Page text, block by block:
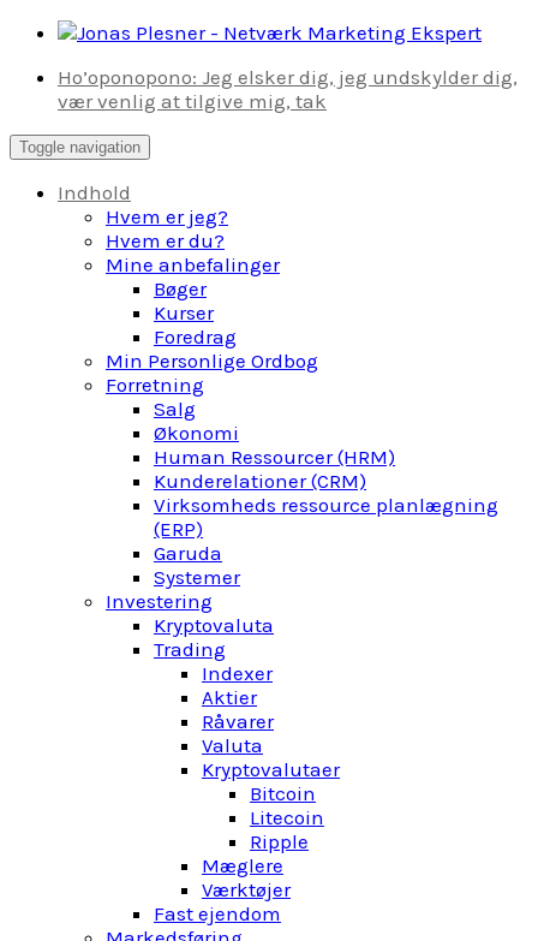
Skip
contentHo’oponopono: Jeg elsker dig, jeg undskylder dig,
vær venlig at tilgive mig, tak
Toggle navigation
Indhold
Hvem er jeg?
Hvem er du?
Mine anbefalinger
Bøger
Kurser
Foredrag
Min Personlige Ordbog
Forretning
Salg
Økonomi
Human Ressourcer (HRM)
Kunderelationer (CRM)
Virksomheds ressource planlægning
(ERP)
Garuda
Systemer
Investering
Kryptovaluta
Trading
Indexer
Aktier
Råvarer
Valuta
Kryptovalutaer
Bitcoin
Litecoin
Ripple
Mæglere
Værktøjer
Fast ejendom